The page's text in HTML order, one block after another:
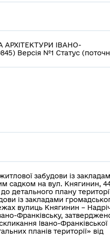
ІВАНО-
Версія №1 Статус
забудови із
садком на вул. Княгинин,
детального плану
із закладами
вулиць Княгинин –
Франківську,
Івано-Франківської
планів території» від